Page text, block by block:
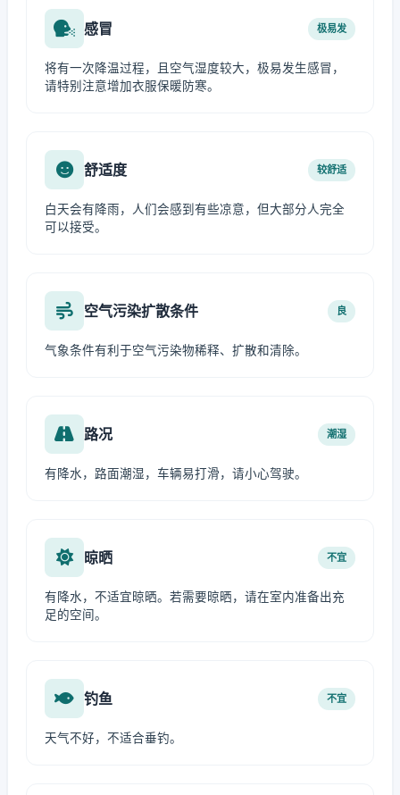
感冒 极易发
将有一次降温过程，且空气湿度较大，极易发生感冒，
请特别注意增加衣服保暖防寒。
舒适度 较舒适
白天会有降雨，人们会感到有些凉意，但大部分人完全
可以接受。
空气污染扩散条件 良
气象条件有利于空气污染物稀释、扩散和清除。
路况 潮湿
有降水，路面潮湿，车辆易打滑，请小心驾驶。
晾晒 不宜
有降水，不适宜晾晒。若需要晾晒，请在室内准备出充
足的空间。
钓鱼 不宜
天气不好，不适合垂钓。